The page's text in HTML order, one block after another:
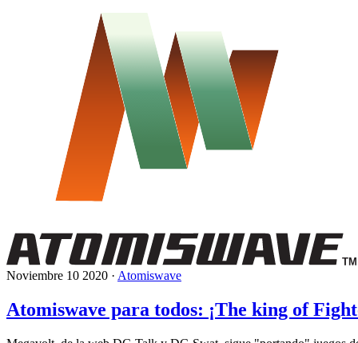
Noviembre 10 2020 · Atomiswave
Atomiswave para todos: ¡The king of